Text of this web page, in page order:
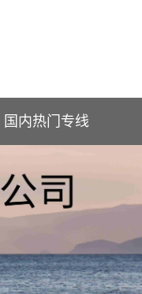
国内热门专线